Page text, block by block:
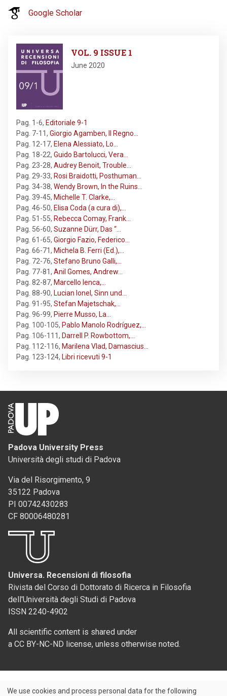
Google Scholar
VOL. 9 ISSUE 1
June 2020
Pag. 1-6, Editoriale 9-1
Pag. 7-11, Giorgio Agamben, Il Regno…
Pag. 12-17, Elena Alessiato, Lo…
Pag. 18-22, Guido Bartolucci, Vera…
Pag. 23-28, Audrey Benoit, Trouble…
Pag. 29-33, Rosi Braidotti, Posthuman…
Pag. 34-38, Wendy Brown, In the Ruins…
Pag. 39-45, Michelle T. Clarke,…
Pag. 46-50, Elisa Coda (a cura di),…
Pag. 51-55, Rebecca Comay, Frank…
Pag. 56-60, Suzanne Dürr, Das “…
Pag. 61-65, Giorgio Fazio, Federico…
Pag. 66-71, Michela B. Ferri (Ed.),…
Pag. 72-76, Stefano Bruno Galli,…
Pag. 77-81, Anil Gomes, Andrew…
Pag. 82-87, Marcello Ienca,…
Pag. 88-90, Lucian Ionel, Sinn und…
Pag. 91-95, Stefan Majetschak,…
Pag. 96-99, Pierre Musso, La…
Pag. 100-105, Pablo Manolo Rodríguez,…
Pag. 106-111, Darrell P. Rowbottom,…
Pag. 112-116, Marilena Vlad, Damascius…
Pag. 123-124, Libri ricevuti 9-1
Padova University Press
Università degli studi di Padova
Via del Risorgimento, 9
35122 Padova
PI 00742430283
CF 80006480281
Universa. Recensioni di filosofia
Rivista del Corso di Dottorato di Ricerca in Filosofia
dell'Università degli Studi di Padova
ISSN 2240-4902
All scientific content is shared under
a CC BY-NC-ND license, unless otherwise noted.
We use cookies and process personal data for the following